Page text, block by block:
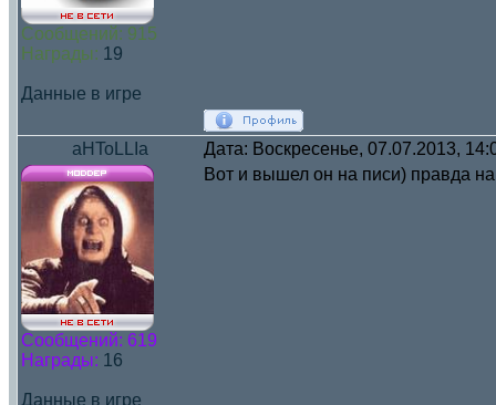
Сообщений: 915
Награды: 19
Данные в игре
aHToLLIa Дата: Воскресенье, 07.07.2013,
Сообщений: 619
Награды: 16
Данные в игре
Вот и вышел он на писи) правда на